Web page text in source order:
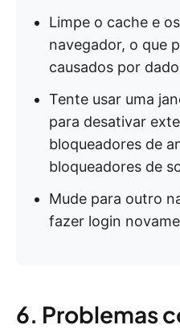
Limpe o cache e
navegador, o que
causados por
Tente usar uma
para desativar
bloqueadores de
bloqueadores de
Mude para outro
fazer login
6. Problemas